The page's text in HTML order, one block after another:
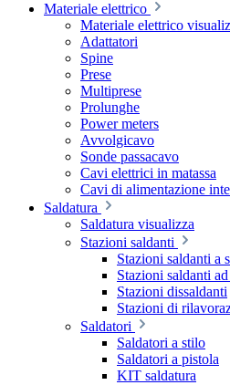
Materiale elettrico
Materiale elettrico
Adattatori
Spine
Prese
Multiprese
Prolunghe
Power meters
Avvolgicavo
Sonde passacavo
Cavi elettrici in matassa
Cavi di alimentazione
Saldatura
Saldatura visualizza
Stazioni saldanti
Stazioni saldanti a
Stazioni saldanti
Stazioni dissaldanti
Stazioni di
Saldatori
Saldatori a stilo
Saldatori a pistola
KIT saldatura